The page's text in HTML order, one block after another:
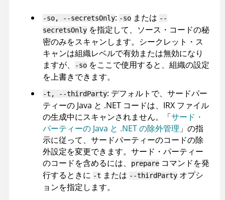
-so, --secretsOnly: -so または --
secretsOnly を指定して、ソース・コードの秘
密のみをスキャンします。シークレット・ス
キャンは組織レベルで有効または無効になり
ますが、
-so をここで使用すると、組織の設定
を上書きできます。
-t, --thirdParty: デフォルトで、サードパー
ティーの Java と .NET コードは、 IRX ファイル
の生成中にスキャンされません。「サード・
パーティーの Java と .NET の除外管理 」の指
示に従って、サードパーティーのコードの除
外設定を変更できます。サード・パーティー
のコードを含めるには、
prepare コマンドを発
行するときに -t または --thirdParty オプシ
ョンを指定します。